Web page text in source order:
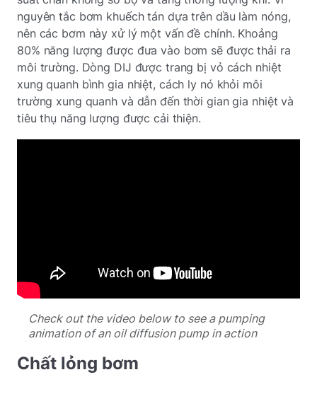
nguyên tắc bơm khuếch tán dựa trên dầu làm nóng,
nên các bơm này xử lý một vấn đề chính. Khoảng
80% năng lượng được đưa vào bơm sẽ được thải ra
môi trường. Dòng DIJ được trang bị vỏ cách nhiệt
xung quanh bình gia nhiệt, cách ly nó khỏi môi
trường xung quanh và dẫn đến thời gian gia nhiệt và
tiêu thụ năng lượng được cải thiện.
Check out the video below to see a pumping
animation of an oil diffusion pump in action
Chất lỏng bơm